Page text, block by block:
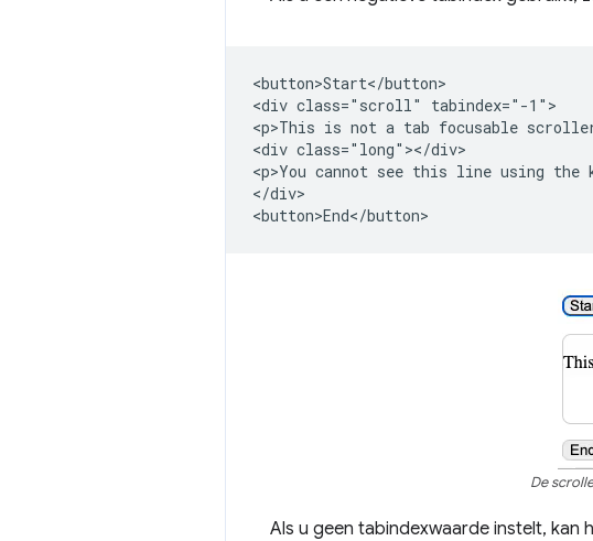
<button>Start</button>
<div class="scroll" tabindex="-1">
<p>This is not a tab focusable
<div class="long"></div>
<p>You cannot see this line using the
</div>
De
Als u geen tabindexwaarde instelt, kan